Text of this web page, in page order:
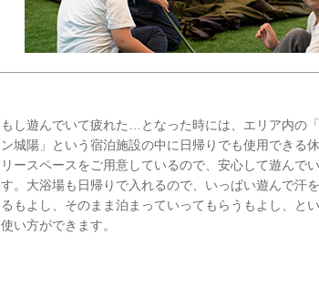
もし遊んでいて疲れた…となった時には、エリア内の
ン城陽」という宿泊施設の中に日帰りでも使用できる
リースペースをご用意しているので、安心して遊んで
す。大浴場も日帰りで入れるので、いっぱい遊んで汗
るもよし、そのまま泊まっていってもらうもよし、と
使い方ができます。